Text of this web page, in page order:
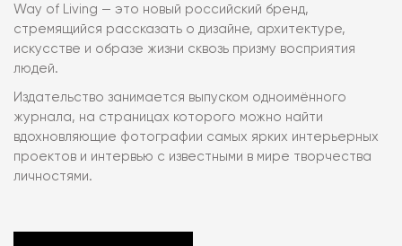
Way of Living — это новый российский бренд,
стремящийся рассказать о дизайне, архитектуре,
искусстве и образе жизни сквозь призму восприятия
людей.
Издательство занимается выпуском одноимённого
журнала, на страницах которого можно найти
вдохновляющие фотографии самых ярких интерьерных
проектов и интервью с известными в мире творчества
личностями.